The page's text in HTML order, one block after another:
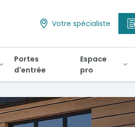
Votre spécialiste
Portes
d'entrée
Espace
pro